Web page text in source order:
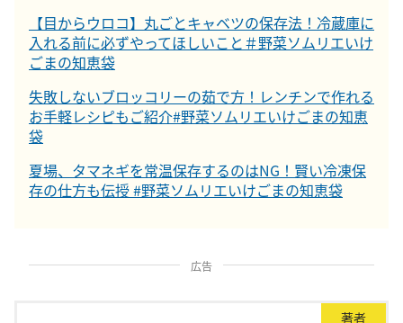
【目からウロコ】丸ごとキャベツの保存法！冷蔵庫に
入れる前に必ずやってほしいこと＃野菜ソムリエいけ
ごまの知恵袋
失敗しないブロッコリーの茹で方！レンチンで作れる
お手軽レシピもご紹介#野菜ソムリエいけごまの知恵
袋
夏場、タマネギを常温保存するのはNG！賢い冷凍保
存の仕方も伝授 #野菜ソムリエいけごまの知恵袋
広告
著者